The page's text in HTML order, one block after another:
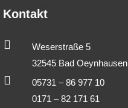
Kontakt

Weserstraße 5
32545 Bad Oeynhausen

05731 – 86 977 10
0171 – 82 171 61